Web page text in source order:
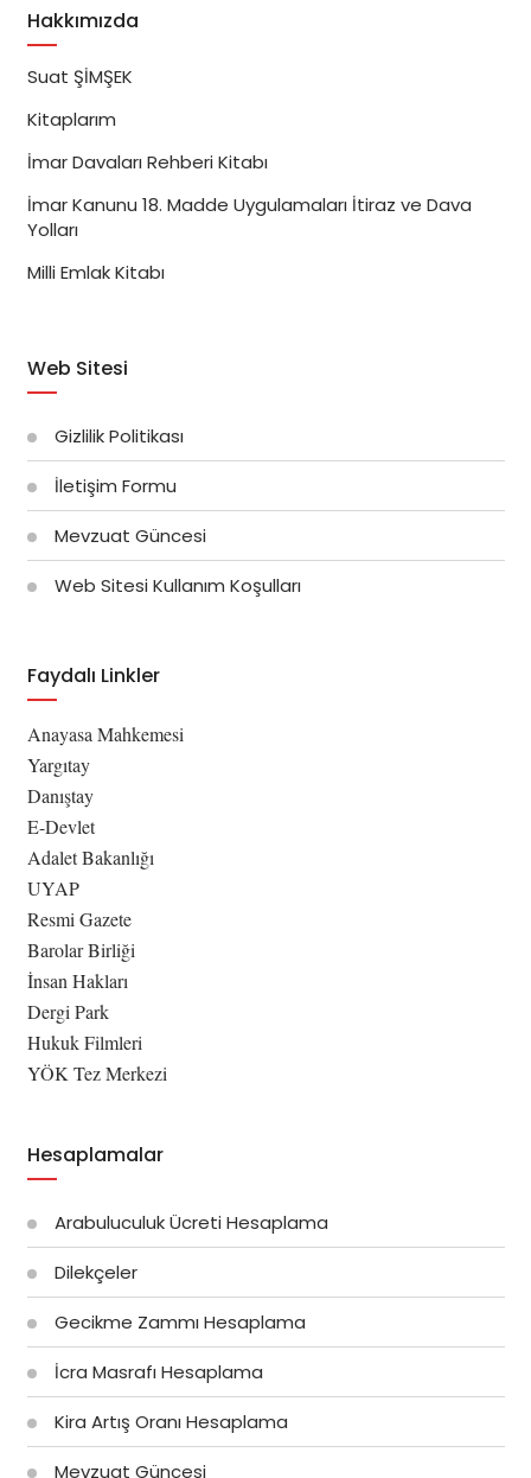
Hakkımızda
Suat ŞİMŞEK
Kitaplarım
İmar Davaları Rehberi Kitabı
İmar Kanunu 18. Madde Uygulamaları İtiraz ve Dava
Yolları
Milli Emlak Kitabı
Web Sitesi
Gizlilik Politikası
İletişim Formu
Mevzuat Güncesi
Web Sitesi Kullanım Koşulları
Faydalı Linkler
Anayasa Mahkemesi
Yargıtay
Danıştay
E-Devlet
Adalet Bakanlığı
UYAP
Resmi Gazete
Barolar Birliği
İnsan Hakları
Dergi Park
Hukuk Filmleri
YÖK Tez Merkezi
Hesaplamalar
Arabuluculuk Ücreti Hesaplama
Dilekçeler
Gecikme Zammı Hesaplama
İcra Masrafı Hesaplama
Kira Artış Oranı Hesaplama
Mevzuat Güncesi